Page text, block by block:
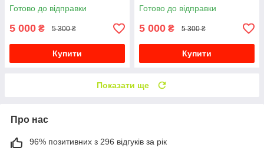
Готово до відправки
5 000 ₴ 5 300 ₴
Купити
Готово до відправки
5 000 ₴ 5 300 ₴
Купити
Показати ще
Про нас
96% позитивних з 296 відгуків за рік